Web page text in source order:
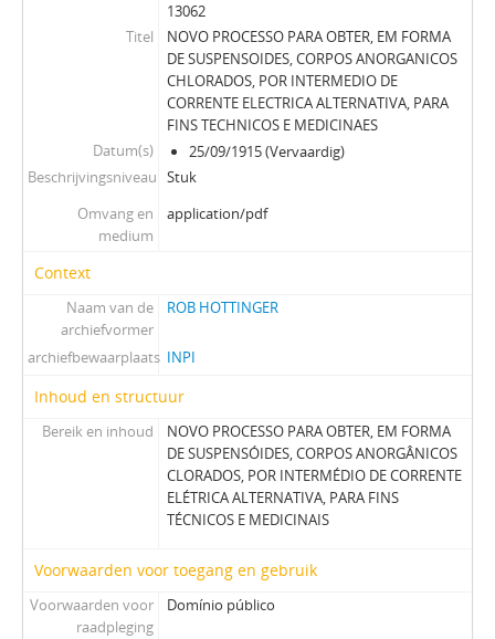
13062
Titel
NOVO PROCESSO PARA OBTER, EM FORMA
DE SUSPENSOIDES, CORPOS ANORGANICOS
CHLORADOS, POR INTERMEDIO DE
CORRENTE ELECTRICA ALTERNATIVA, PARA
FINS TECHNICOS E MEDICINAES
Datum(s)
25/09/1915 (Vervaardig)
Beschrijvingsniveau Stuk
Omvang en
medium
application/pdf
Context
Naam van de
archiefvormer
ROB HOTTINGER
archiefbewaarplaats INPI
Inhoud en structuur
Bereik en inhoud
NOVO PROCESSO PARA OBTER, EM FORMA
DE SUSPENSÓIDES, CORPOS ANORGÂNICOS
CLORADOS, POR INTERMÉDIO DE CORRENTE
ELÉTRICA ALTERNATIVA, PARA FINS
TÉCNICOS E MEDICINAIS
Voorwaarden voor toegang en gebruik
Voorwaarden voor
raadpleging
Domínio público